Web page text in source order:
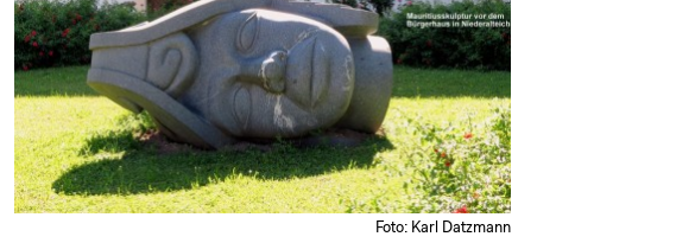
Foto: Karl Datzmann